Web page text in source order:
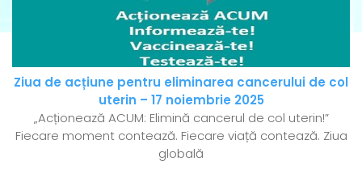
Ziua de acțiune pentru eliminarea cancerului de col
uterin – 17 noiembrie 2025
„Acționează ACUM: Elimină cancerul de col uterin!”
Fiecare moment contează. Fiecare viață contează. Ziua
globală